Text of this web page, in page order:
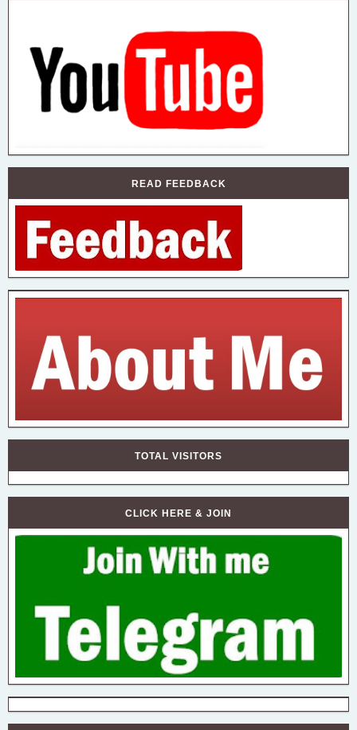
READ FEEDBACK
TOTAL VISITORS
CLICK HERE & JOIN